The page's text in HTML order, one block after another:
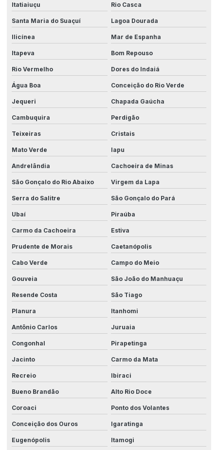
Itatiaiuçu Rio Casca
Santa Maria do Suaçuí Lagoa Dourada
Ilicínea Mar de Espanha
Itapeva Bom Repouso
Rio Vermelho Dores do Indaiá
Água Boa Conceição do Rio Verde
Jequeri Chapada Gaúcha
Cambuquira Perdigão
Teixeiras Cristais
Mato Verde Iapu
Andrelândia Cachoeira de Minas
São Gonçalo do Rio Abaixo Virgem da Lapa
Serra do Salitre São Gonçalo do Pará
Ubaí Piraúba
Carmo da Cachoeira Estiva
Prudente de Morais Caetanópolis
Cabo Verde Campo do Meio
Gouveia São João do Manhuaçu
Resende Costa São Tiago
Planura Itanhomi
Antônio Carlos Juruaia
Congonhal Pirapetinga
Jacinto Carmo da Mata
Recreio Ibiraci
Bueno Brandão Alto Rio Doce
Coroaci Ponto dos Volantes
Conceição dos Ouros Igaratinga
Eugenópolis Itamogi